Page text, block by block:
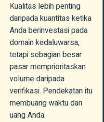
Kualitas lebih penting
daripada kuantitas ketika
Anda berinvestasi pada
domain kedaluwarsa,
tetapi sebagian besar
pasar memprioritaskan
volume daripada
verifikasi. Pendekatan itu
membuang waktu dan
uang Anda.